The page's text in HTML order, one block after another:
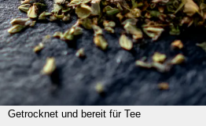
Getrocknet und bereit für Tee